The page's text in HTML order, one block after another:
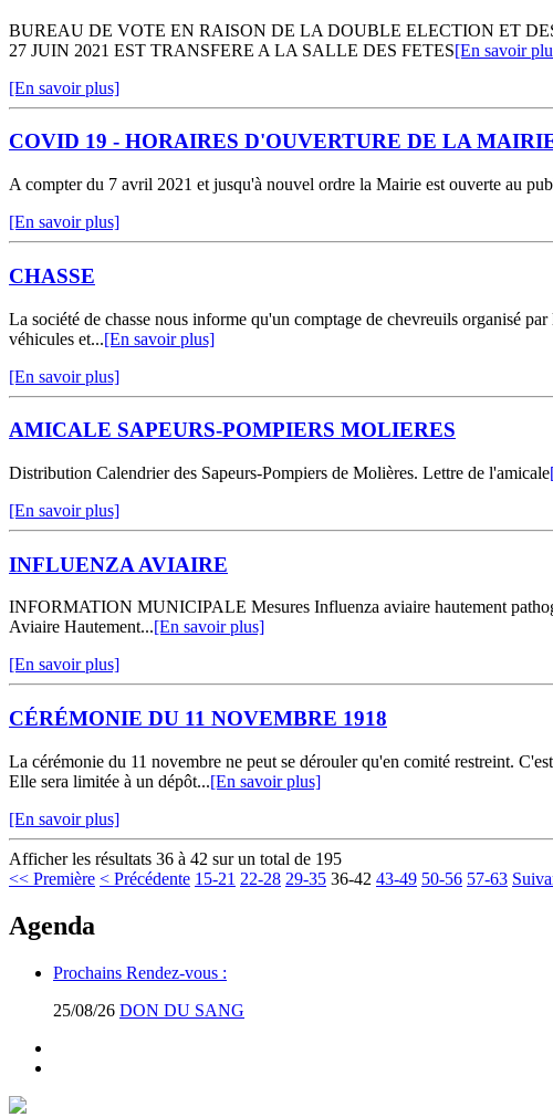
BUREAU DE VOTE EN RAISON DE LA DOUBLE ELECTION ET
27 JUIN 2021 EST TRANSFERE A LA SALLE DES FETES[En savoir
[En savoir plus]
COVID 19 - HORAIRES D'OUVERTURE DE LA
A compter du 7 avril 2021 et jusqu'à nouvel ordre la Mairie est ouverte au
[En savoir plus]
CHASSE
La société de chasse nous informe qu'un comptage de chevreuils organisé
véhicules et...[En savoir plus]
[En savoir plus]
AMICALE SAPEURS-POMPIERS MOLIERES
Distribution Calendrier des Sapeurs-Pompiers de Molières. Lettre de l'amicale
[En savoir plus]
INFLUENZA AVIAIRE
INFORMATION MUNICIPALE Mesures Influenza aviaire hautement
Aviaire Hautement...[En savoir plus]
[En savoir plus]
CÉRÉMONIE DU 11 NOVEMBRE 1918
La cérémonie du 11 novembre ne peut se dérouler qu'en comité restreint.
Elle sera limitée à un dépôt...[En savoir plus]
[En savoir plus]
Afficher les résultats 36 à 42 sur un total de 195
<< Première < Précédente 15-21 22-28 29-35 36-42 43-49 50-56 57-63
Agenda
Prochains Rendez-vous :
25/08/26 DON DU SANG